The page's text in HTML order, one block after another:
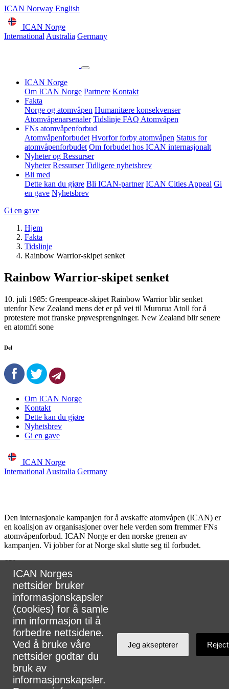
ICAN Norway English
ICAN Norge
International Australia Germany
ICAN Norge
Om ICAN Norge Partnere Kontakt
Fakta
Norge og atomvåpen Humanitære konsekvenser
Atomvåpenarsenaler Tidslinje FAQ Atomvåpen
FNs atomvåpenforbud
Atomvåpenforbudet Hvorfor forby atomvåpen Status for
atomvåpenforbudet Om forbudet hos ICAN internasjonalt
Nyheter og Ressurser
Nyheter Ressurser Tidligere nyhetsbrev
Bli med
Dette kan du gjøre Bli ICAN-partner ICAN Cities Appeal Gi
en gave Nyhetsbrev
Gi en gave
Hjem
Fakta
Tidslinje
Rainbow Warrior-skipet senket
Rainbow Warrior-skipet senket
10. juli 1985: Greenpeace-skipet Rainbow Warrior blir senket
utenfor New Zealand mens det er på vei til Murorua Atoll for å
protestere mot franske prøvesprengninger. New Zealand blir senere
en atomfri sone
Del
Om ICAN Norge
Kontakt
Dette kan du gjøre
Nyhetsbrev
Gi en gave
ICAN Norge
International Australia Germany
Den internasjonale kampanjen for å avskaffe atomvåpen (ICAN) er
en koalisjon av organisasjoner over hele verden som fremmer FNs
atomvåpenforbud. ICAN Norge er den norske grenen av
kampanjen. Vi jobber for at Norge skal slutte seg til forbudet.
650partnere
107land
Koordinator for ICAN Norge, Tuva Krogh Widskjold.
E-post: tuva@legermotatomvapen.no
Telefon: +47 48056660
ICAN Norges
nettsider bruker
informasjonskapsler
(cookies) for å samle
inn informasjon til å
forbedre nettsidene.
Ved å bruke våre
nettsider godtar du
bruk av
informasjonskapsler.
Jeg aksepterer Reject